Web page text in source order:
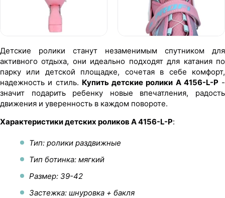
Детские ролики станут незаменимым спутником для
активного отдыха, они идеально подходят для катания по
парку или детской площадке, сочетая в себе комфорт,
надежность и стиль. Купить детские ролики A 4156-L-P-
значит подарить ребенку новые впечатления, радость
движения и уверенность в каждом повороте.
Характеристики детских роликов A 4156-L-P:
Тип: ролики раздвижные
Тип ботинка: мягкий
Размер: 39-42
Застежка: шнуровка + бакля